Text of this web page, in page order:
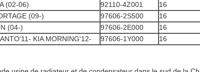
(02-06) 92110-4Z001
16
(09-) 97606-2S500
16
(04-) 97606-2E000
16
KIA MORNING'12- 97606-1Y000 16